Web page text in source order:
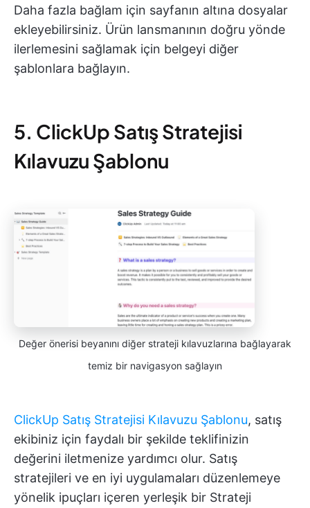
Daha fazla bağlam için sayfanın altına dosyalar
ekleyebilirsiniz. Ürün lansmanının doğru yönde
ilerlemesini sağlamak için belgeyi diğer
şablonlara bağlayın.
5. ClickUp Satış Stratejisi
Kılavuzu Şablonu
Değer önerisi beyanını diğer strateji kılavuzlarına bağlayarak
temiz bir navigasyon sağlayın
ClickUp Satış Stratejisi Kılavuzu Şablonu, satış
ekibiniz için faydalı bir şekilde teklifinizin
değerini iletmenize yardımcı olur. Satış
stratejileri ve en iyi uygulamaları düzenlemeye
yönelik ipuçları içeren yerleşik bir Strateji